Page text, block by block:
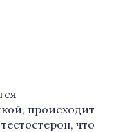
происходит
что